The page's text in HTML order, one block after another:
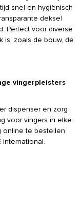
snel en hygiënisch
deksel
Perfect voor diverse
is, zoals de bouw, de
vingerpleisters
dispenser en zorg
voor vingers in elke
online te bestellen
International.